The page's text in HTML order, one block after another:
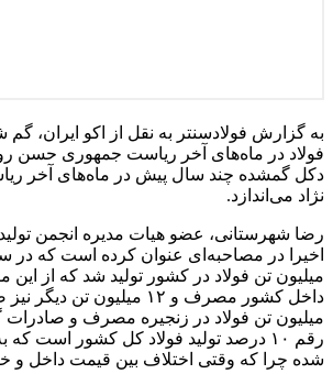
فولاد در ماه‌های آخر ریاست جمهوری حسن
دکل گمشده چند سال پیش در ماه‌های آخر
نژاد می‌اندازد.
رضا شهرستانی، عضو هیات مدیره انجمن
داخل کشور مصرف و ۱۲ میلیون
میلیون تن فولاد در زنجیره مصرف و
رقم ۱۰ درصد تولید فولاد کل کشور است
شده چرا که وقتی اختلاف بین قیمت داخل و